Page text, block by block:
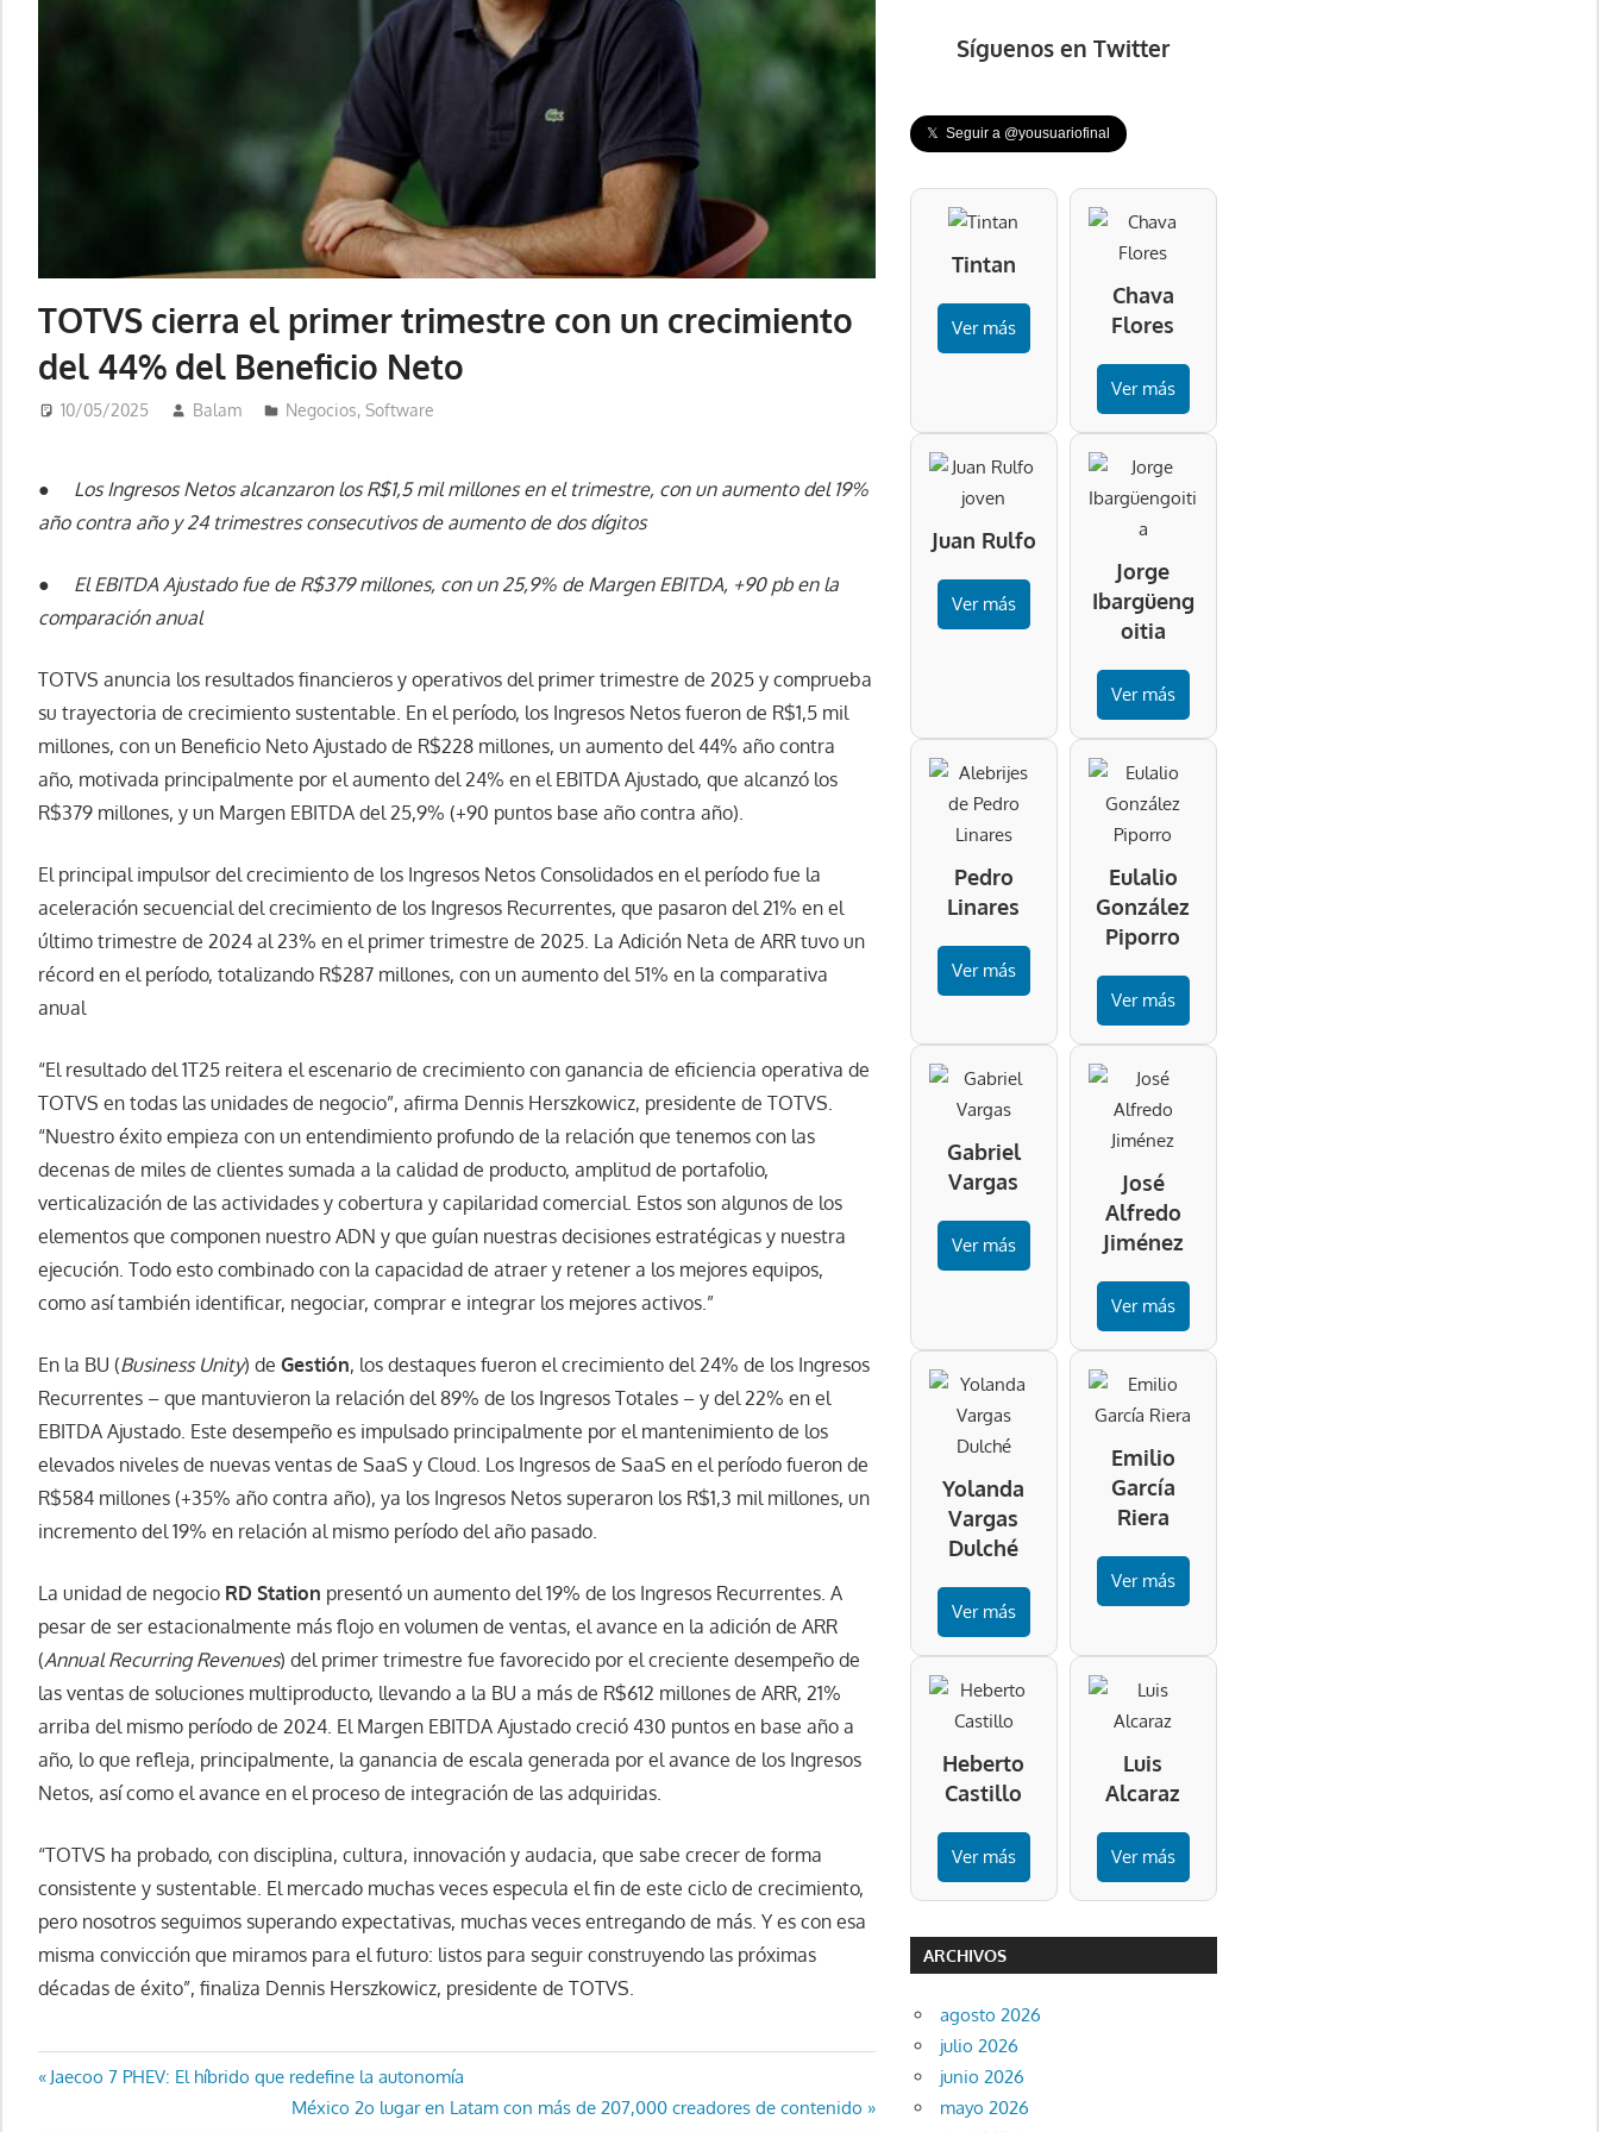
TOTVS cierra el primer trimestre con un crecimiento
del 44% del Beneficio Neto
10/05/2025 Balam Negocios, Software
● Los Ingresos Netos alcanzaron los R$1,5 mil millones en el trimestre, con un aumento del 19%
año contra año y 24 trimestres consecutivos de aumento de dos dígitos
● El EBITDA Ajustado fue de R$379 millones, con un 25,9% de Margen EBITDA, +90 pb en la
comparación anual
TOTVS anuncia los resultados financieros y operativos del primer trimestre de 2025 y comprueba
su trayectoria de crecimiento sustentable. En el período, los Ingresos Netos fueron de R$1,5 mil
millones, con un Beneficio Neto Ajustado de R$228 millones, un aumento del 44% año contra
año, motivada principalmente por el aumento del 24% en el EBITDA Ajustado, que alcanzó los
R$379 millones, y un Margen EBITDA del 25,9% (+90 puntos base año contra año).
El principal impulsor del crecimiento de los Ingresos Netos Consolidados en el período fue la
aceleración secuencial del crecimiento de los Ingresos Recurrentes, que pasaron del 21% en el
último trimestre de 2024 al 23% en el primer trimestre de 2025. La Adición Neta de ARR tuvo un
récord en el período, totalizando R$287 millones, con un aumento del 51% en la comparativa
anual
“El resultado del 1T25 reitera el escenario de crecimiento con ganancia de eficiencia operativa de
TOTVS en todas las unidades de negocio”, afirma Dennis Herszkowicz, presidente de TOTVS.
“Nuestro éxito empieza con un entendimiento profundo de la relación que tenemos con las
decenas de miles de clientes sumada a la calidad de producto, amplitud de portafolio,
verticalización de las actividades y cobertura y capilaridad comercial. Estos son algunos de los
elementos que componen nuestro ADN y que guían nuestras decisiones estratégicas y nuestra
ejecución. Todo esto combinado con la capacidad de atraer y retener a los mejores equipos,
como así también identificar, negociar, comprar e integrar los mejores activos.”
En la BU (Business Unity) de Gestión, los destaques fueron el crecimiento del 24% de los Ingresos
Recurrentes – que mantuvieron la relación del 89% de los Ingresos Totales – y del 22% en el
EBITDA Ajustado. Este desempeño es impulsado principalmente por el mantenimiento de los
elevados niveles de nuevas ventas de SaaS y Cloud. Los Ingresos de SaaS en el período fueron de
R$584 millones (+35% año contra año), ya los Ingresos Netos superaron los R$1,3 mil millones, un
incremento del 19% en relación al mismo período del año pasado.
La unidad de negocio RD Station presentó un aumento del 19% de los Ingresos Recurrentes. A
pesar de ser estacionalmente más flojo en volumen de ventas, el avance en la adición de ARR
(Annual Recurring Revenues) del primer trimestre fue favorecido por el creciente desempeño de
las ventas de soluciones multiproducto, llevando a la BU a más de R$612 millones de ARR, 21%
arriba del mismo período de 2024. El Margen EBITDA Ajustado creció 430 puntos en base año a
año, lo que refleja, principalmente, la ganancia de escala generada por el avance de los Ingresos
Netos, así como el avance en el proceso de integración de las adquiridas.
“TOTVS ha probado, con disciplina, cultura, innovación y audacia, que sabe crecer de forma
consistente y sustentable. El mercado muchas veces especula el fin de este ciclo de crecimiento,
pero nosotros seguimos superando expectativas, muchas veces entregando de más. Y es con esa
misma convicción que miramos para el futuro: listos para seguir construyendo las próximas
décadas de éxito”, finaliza Dennis Herszkowicz, presidente de TOTVS.
Navegación
Entrada
Jaecoo 7 PHEV: El híbrido que redefine la autonomía
Entrada
México 2o lugar en Latam con más de 207,000 creadores de contenido
Síguenos en Twitter
𝕏 Seguir a @yousuariofinal
Tintan
Ver más
Chava
Flores
Ver más
Juan Rulfo
Ver más
Jorge
Ibargüeng
oitia
Ver más
Pedro
Linares
Ver más
Eulalio
González
Piporro
Ver más
Gabriel
Vargas
Ver más
José
Alfredo
Jiménez
Ver más
Yolanda
Vargas
Dulché
Ver más
Emilio
García
Riera
Ver más
Heberto
Castillo
Ver más
Luis
Alcaraz
Ver más
ARCHIVOS
agosto 2026
julio 2026
junio 2026
mayo 2026